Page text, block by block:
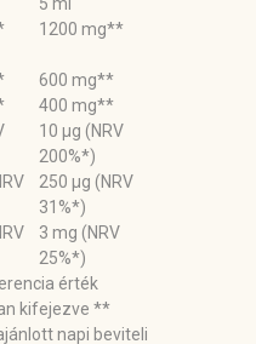
1200 mg**
600 mg**
400 mg**
10 μg (NRV
200%*)
250 μg (NRV
31%*)
3 mg (NRV
25%*)
érték
kifejezve **
napi beviteli